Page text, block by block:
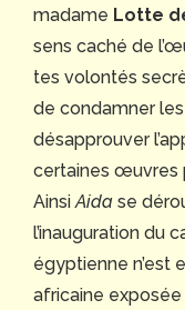
madame Lotte
sens caché de
tes volontés
de condamner
désapprouver
certaines œuvres
AinsiAida se
l’inauguration du
égyptienne n’est
africaine